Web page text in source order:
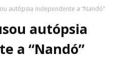
autópsia independente a “Nandó”
autópsia
a “Nandó”